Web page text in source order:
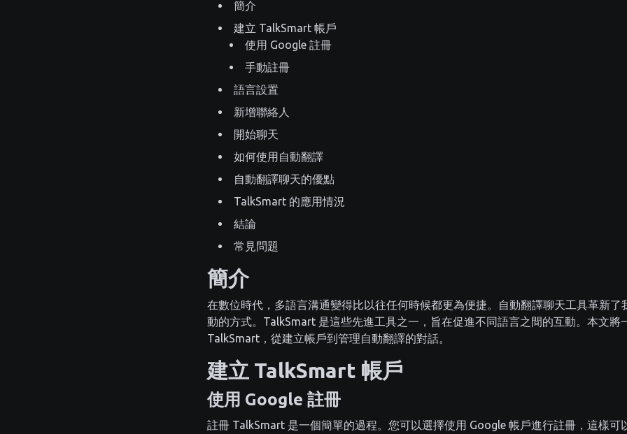
簡介
建立 TalkSmart 帳戶
使用 Google 註冊
手動註冊
語言設置
新增聯絡人
開始聊天
如何使用自動翻譯
自動翻譯聊天的優點
TalkSmart 的應用情況
結論
常見問題
簡介
在數位時代，多語言溝通變得比以往任何時候都更為便捷。自動翻譯聊天工具革新了
動的方式。TalkSmart 是這些先進工具之一，旨在促進不同語言之間的互動。本文將
TalkSmart，從建立帳戶到管理自動翻譯的對話。
建立 TalkSmart 帳戶
使用 Google 註冊
註冊 TalkSmart 是一個簡單的過程。您可以選擇使用 Google 帳戶進行註冊，這樣可